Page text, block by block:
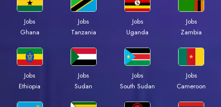
Jobs
Ghana
Jobs
Tanzania
Jobs
Uganda
Jobs
Zambia
Jobs
Ethiopia
Jobs
Sudan
Jobs
South Sudan
Jobs
Cameroon